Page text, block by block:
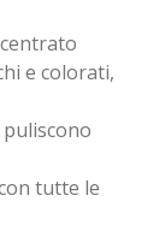
e colorati,
tutte le